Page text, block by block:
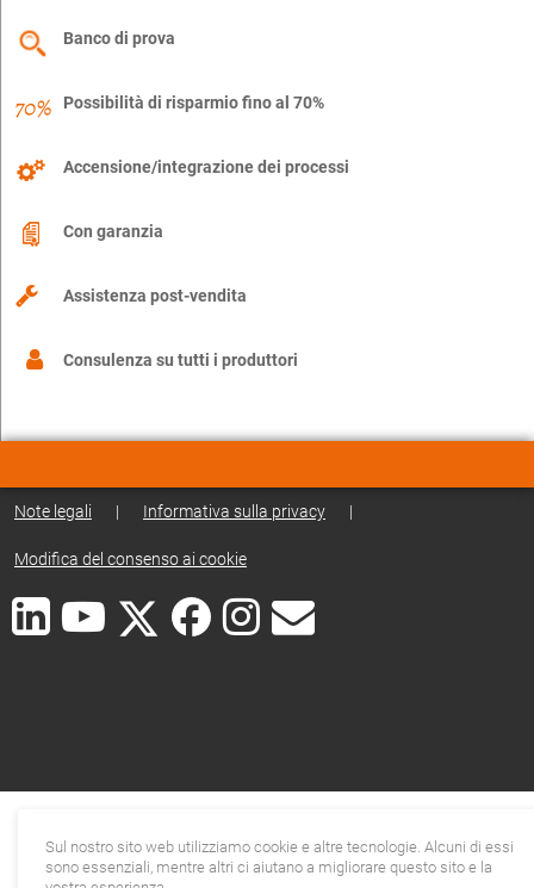
Banco di prova
Possibilità di risparmio fino al 70%
Accensione/integrazione dei processi
Con garanzia
Assistenza post-vendita
Consulenza su tutti i produttori
Note legali | Informativa sulla privacy |
Modifica del consenso ai cookie
Sul nostro sito web utilizziamo cookie e altre tecnologie. Alcuni di essi
sono essenziali, mentre altri ci aiutano a migliorare questo sito e la